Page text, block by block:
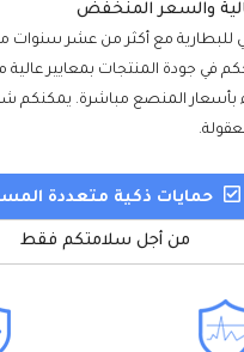
والسعر المنخفض
للبطارية مع أكثر من عشر سنوات من
في جودة المنتجات بمعايير
بأسعار المنصع مباشرة. يمكنكم
حمايات ذكية متعددة
من أجل سلامتكم فقط